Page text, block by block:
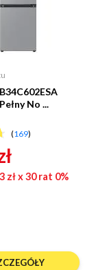
No ...
(169)
złx 30 rat 0%